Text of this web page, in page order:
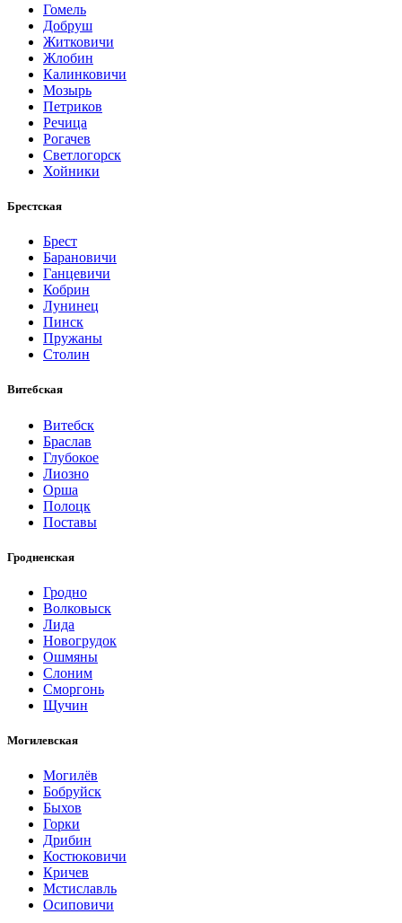
Гомель
Добруш
Житковичи
Жлобин
Калинковичи
Мозырь
Петриков
Речица
Рогачев
Светлогорск
Хойники
Брестская
Брест
Барановичи
Ганцевичи
Кобрин
Лунинец
Пинск
Пружаны
Столин
Витебская
Витебск
Браслав
Глубокое
Лиозно
Орша
Полоцк
Поставы
Гродненская
Гродно
Волковыск
Лида
Новогрудок
Ошмяны
Слоним
Сморгонь
Щучин
Могилевская
Могилёв
Бобруйск
Быхов
Горки
Дрибин
Костюковичи
Кричев
Мстиславль
Осиповичи